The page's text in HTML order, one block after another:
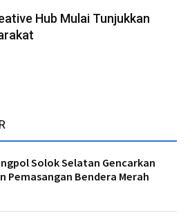
Hub Mulai Tunjukkan
Solok Selatan Gencarkan
Pemasangan Bendera Merah